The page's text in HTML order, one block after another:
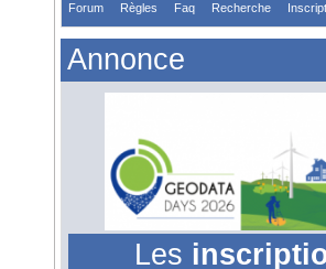
Forum Règles Faq Recherche
Annonce
Les